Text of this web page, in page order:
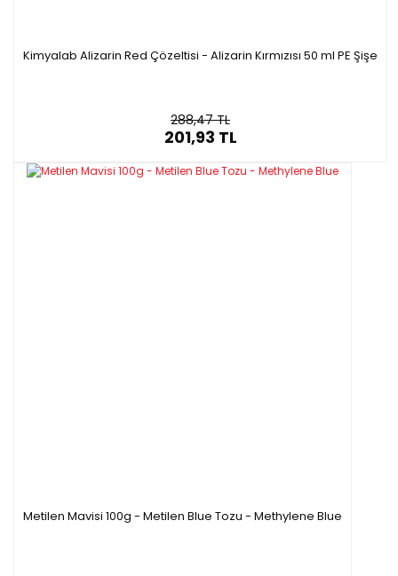
Kimyalab Alizarin Red Çözeltisi - Alizarin Kırmızısı 50 ml PE Şişe
288,47 TL
201,93 TL
Metilen Mavisi 100g - Metilen Blue Tozu - Methylene Blue